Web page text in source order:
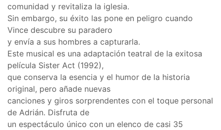
comunidad y revitaliza la iglesia.
Sin embargo, su éxito las pone en peligro cuando
Vince descubre su paradero
y envía a sus hombres a capturarla.
Este musical es una adaptación teatral de la exitosa
película Sister Act (1992),
que conserva la esencia y el humor de la historia
original, pero añade nuevas
canciones y giros sorprendentes con el toque personal
de Adrián. Disfruta de
un espectáculo único con un elenco de casi 35